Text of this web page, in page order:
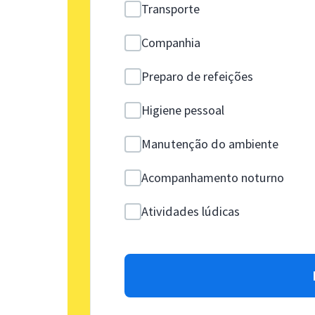
Transporte
Companhia
Preparo de refeições
Higiene pessoal
Manutenção do ambiente
Acompanhamento noturno
Atividades lúdicas